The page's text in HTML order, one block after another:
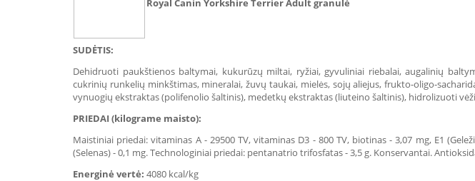
Royal Canin Yorkshire Terrier Adult granulė
SUDĖTIS:
Dehidruoti paukštienos baltymai, kukurūzų miltai, ryžiai, gyvuliniai riebalai, augalinių
cukrinių runkelių minkštimas, mineralai, žuvų taukai, mielės, sojų aliejus, frukto-oligo-
vynuogių ekstraktas (polifenolio šaltinis), medetkų ekstraktas (liuteino šaltinis), hidrolizuoti
PRIEDAI (kilograme maisto):
Maistiniai priedai: vitaminas A - 29500 TV, vitaminas D3 - 800 TV, biotinas - 3,07 mg, E1
(Selenas) - 0,1 mg. Technologiniai priedai: pentanatrio trifosfatas - 3,5 g. Konservantai.
Energinė vertė: 4080 kcal/kg